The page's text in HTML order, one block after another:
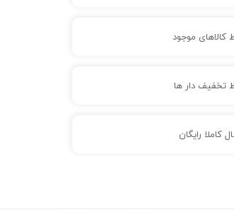
کالاهای موجود
تخفیف دار ها
کاملا رایگان